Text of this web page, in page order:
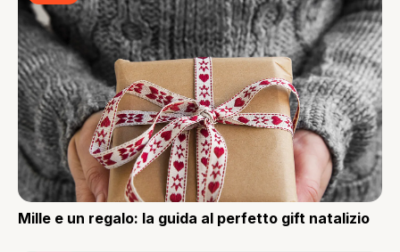
Mille e un regalo: la guida al perfetto gift natalizio